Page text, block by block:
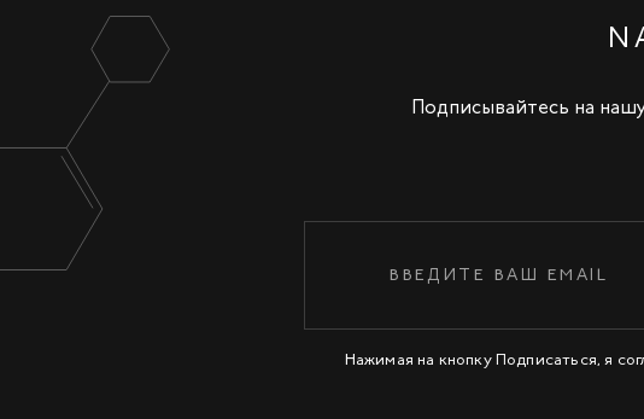
Подписывайтесь на
Нажимая на кнопку Подписаться, я